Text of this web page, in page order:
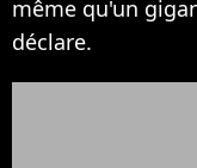
même qu'un
déclare.